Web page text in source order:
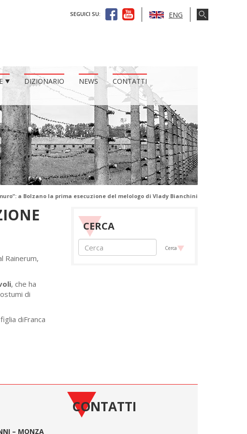
SEGUICI SU: ENG
DIZIONARIO NEWS
CONTATTI
a Bolzano la prima esecuzione del melologo di Vlady Bianchini
Rainerum,
, che ha
di
diFranca
CERCA
Cerca
– MONZA
CONTATTI